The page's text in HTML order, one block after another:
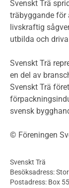
Termer och
Planering
Byggsystem
Byggnation
Utförande
Produkter
Svenskt Trä
träbyggande för
livskraftig
utbilda och
Svenskt Trä
en del av
Svenskt Trä
svensk
© Föreningen
Svenskt Trä
Besöksadress:
Postadress: Box